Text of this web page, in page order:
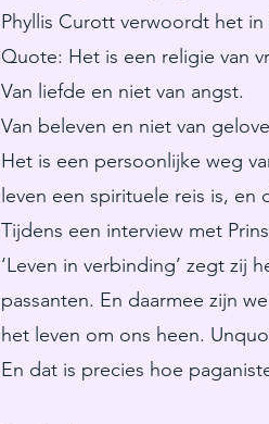
Phyllis Curott verwoordt het
Quote: Het is een religie van
Van liefde en niet van angst.
Van beleven en niet van
Het is een persoonlijke weg
leven een spirituele reis is,
Tijdens een interview met
‘Leven in verbinding’ zegt zij
passanten. En daarmee zijn
het leven om ons heen.
En dat is precies hoe